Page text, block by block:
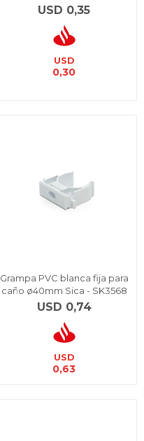
USD 0,35
USD
0,30
Grampa PVC blanca fija para
caño ø40mm Sica - SK3568
USD 0,74
USD
0,63